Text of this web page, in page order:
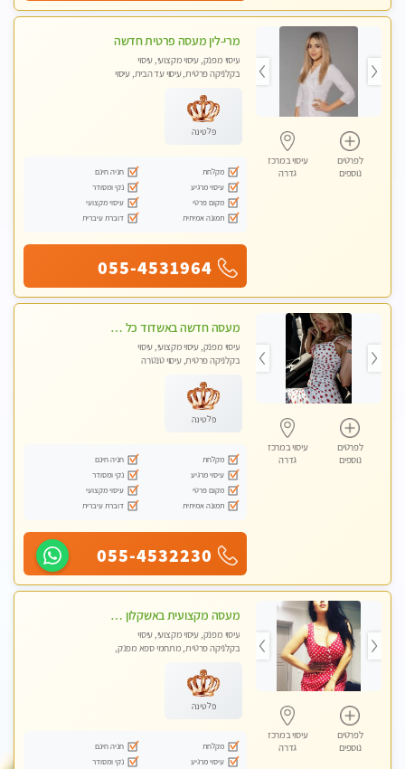
לפרטים
נוספים
עיסוי במרכז
גדרה
מרי-לין מעסה פרטית חדשה
עיסוי מפנק, עיסוי מקצועי, עיסוי
בקלניקה פרטית, עיסוי עד הבית, עיסוי
פלטינה
מקלחת
חניה חינם
עיסוי מרגיע
נקי ומסודר
מקום פרטי
עיסוי מקצועי
תמונה אמיתית
דוברת עיברית
055-4531964
לפרטים
נוספים
עיסוי במרכז
גדרה
מעסה חדשה באשדוד כל סוגי העיסויים מעסה מקצועית ואיכותית פרטי!!!מומלץ לחלוטין!! Private! Highly recommended
עיסוי מפנק, עיסוי מקצועי, עיסוי
בקלניקה פרטית, עיסוי טנטרה
פלטינה
מקלחת
חניה חינם
עיסוי מרגיע
נקי ומסודר
מקום פרטי
עיסוי מקצועי
תמונה אמיתית
דוברת עיברית
055-4532230
לפרטים
נוספים
עיסוי במרכז
גדרה
מעסה מקצועית באשקלון מסאז' מפנק ומשחרר ומרגיע באווירה נעימה ושקטה
עיסוי מפנק, עיסוי מקצועי, עיסוי
בקלניקה פרטית, מתחמי ספא מפנק,
פלטינה
מקלחת
חניה חינם
עיסוי מרגיע
נקי ומסודר